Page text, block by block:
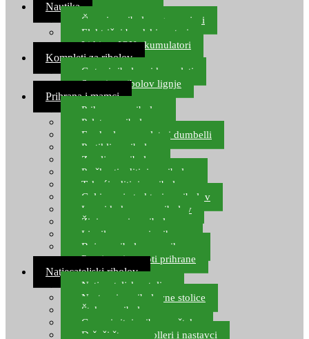
Nautika
Čamci za ribolov, gumenjaci
Električni brodski motori
Lithium ION akumulatori
Kompleti za ribolov
Gotovi ribolovni kompleti
Setovi za ribolov lignje
Prihrana i mamci
Prihrana za ribolov
Pelete za ribolov
Feeder lovne pelete i dumbelli
Partikli za ribolov
Zemlja za ribolov
Praškasti aditivi za ribolov
Tekući aditivi za ribolov
Gel i sprej atraktori za ribolov
Lovni kukuruz za ribolov
Živi mamci za ribolov
Ljepilo za crve i prihranu
Boje za ribolovnu prihranu
Provjereni recepti prihrane
Natjecateljski ribolov
Natjecateljske stolice
Nastavci za ribolovne stolice
Šteke za ribolov
Gume i sitni pribor za šteku
Držači štapova rolleri i nastavci